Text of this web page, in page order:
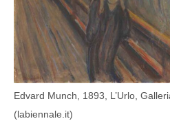
Edvard Munch, 1893, L’Urlo,
(labiennale.it)